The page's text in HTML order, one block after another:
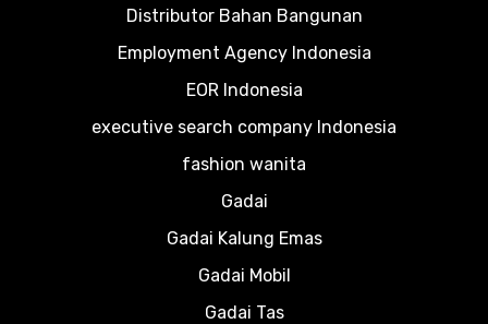
Distributor Bahan Bangunan
Employment Agency Indonesia
EOR Indonesia
executive search company Indonesia
fashion wanita
Gadai
Gadai Kalung Emas
Gadai Mobil
Gadai Tas